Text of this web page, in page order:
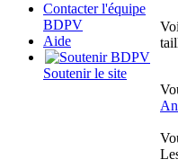
Contacter l'équipe
BDPV
Aide
Soutenir le site